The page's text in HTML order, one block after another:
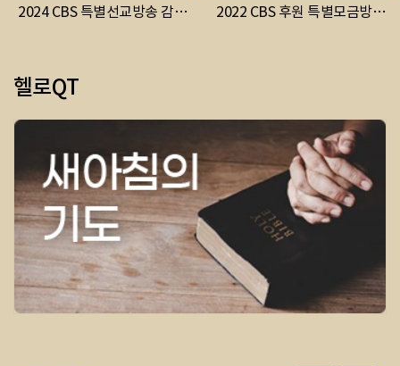
2024 CBS 특별선교방송 감사
2022 CBS 후원 특별모금방송,
헬로QT